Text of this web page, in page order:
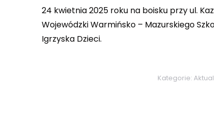
24 kwietnia 2025 roku na boisku przy ul.
Wojewódzki Warmińsko – Mazurskiego
Igrzyska Dzieci.
Kategorie: